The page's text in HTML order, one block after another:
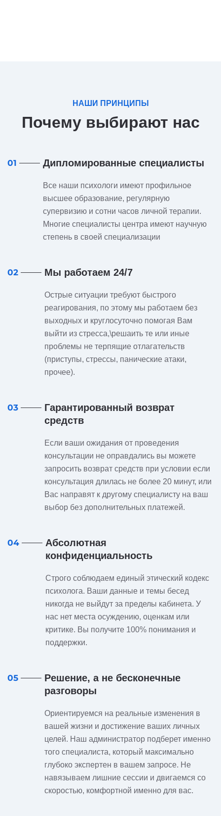
НАШИ ПРИНЦИПЫ
Почему выбирают нас
01 Дипломированные специалисты
Все наши психологи имеют профильное
высшее образование, регулярную
супервизию и сотни часов личной терапии.
Многие специалисты центра имеют научную
степень в своей специализации
02 Мы работаем 24/7
Острые ситуации требуют быстрого
реагирования, по этому мы работаем без
выходных и круглосуточно помогая Вам
выйти из стресса,\решаить те или иные
проблемы не терпящие отлагательств
(приступы, стрессы, панические атаки,
прочее).
03
Гарантированный возврат
средств
Если ваши ожидания от проведения
консультации не оправдались вы можете
запросить возврат средств при условии если
консультация длилась не более 20 минут, или
Вас направят к другому специалисту на ваш
выбор без дополнительных платежей.
04
Абсолютная
конфиденциальность
Строго соблюдаем единый этический кодекс
психолога. Ваши данные и темы бесед
никогда не выйдут за пределы кабинета. У
нас нет места осуждению, оценкам или
критике. Вы получите 100% понимания и
поддержки.
05
Решение, а не бесконечные
разговоры
Ориентируемся на реальные изменения в
вашей жизни и достижение ваших личных
целей. Наш администратор подберет именно
того специалиста, который максимально
глубоко экспертен в вашем запросе. Не
навязываем лишние сессии и двигаемся со
скоростью, комфортной именно для вас.